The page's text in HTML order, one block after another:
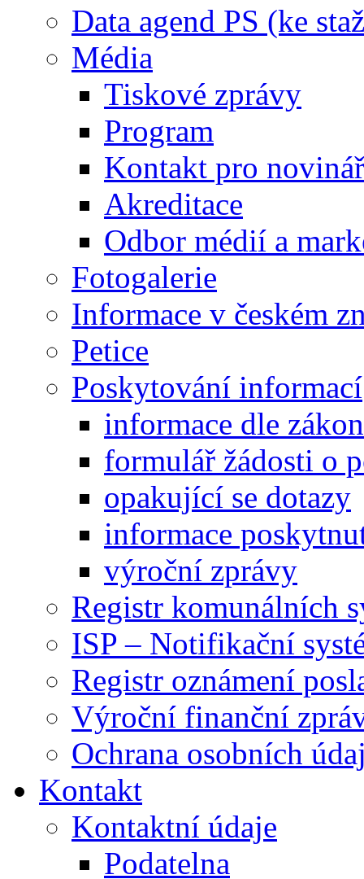
Data agend PS (ke
Média
Tiskové zprávy
Program
Kontakt pro
Akreditace
Odbor médií a
Fotogalerie
Informace v českém
Petice
Poskytování informací
informace dle
formulář žádosti o
opakující se dotazy
informace
výroční zprávy
Registr komunálních
ISP – Notifikační
Registr oznámení
Výroční finanční
Ochrana osobních
Kontakt
Kontaktní údaje
Podatelna